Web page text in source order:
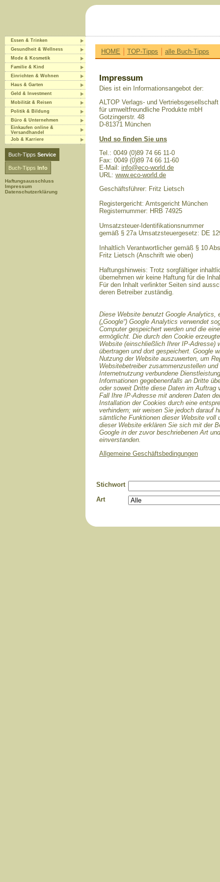
Essen & Trinken
Gesundheit & Wellness
Mode & Kosmetik
Familie & Kind
Einrichten & Wohnen
Haus & Garten
Geld & Investment
Mobilität & Reisen
Politik & Bildung
Büro & Unternehmen
Einkaufen online &
Versandhandel
Job & Karriere
Buch-Tipps Service
Buch-Tipps Info
Haftungsausschluss
Impressum
Datenschutzerklärung
HOME | TOP-Tipps | alle Buch-Tipps
Impressum
Dies ist ein Informationsangebot der:
ALTOP Verlags- und Vertriebsgesellschaft
für umweltfreundliche Produkte mbH
Gotzingerstr. 48
D-81371 München
Und so finden Sie uns
Tel.: 0049 (0)89 74 66 11-0
Fax: 0049 (0)89 74 66 11-60
E-Mail: info@eco-world.de
URL: www.eco-world.de
Geschäftsführer: Fritz Lietsch
Registergericht: Amtsgericht München
Registernummer: HRB 74925
Umsatzsteuer-Identifikationsnummer
gemäß § 27a Umsatzsteuergesetz: DE
Inhaltlich Verantwortlicher gemäß § 10
Fritz Lietsch (Anschrift wie oben)
Haftungshinweis: Trotz sorgfältiger
übernehmen wir keine Haftung für die
Für den Inhalt verlinkter Seiten sind
deren Betreiber zuständig.
Diese Website benutzt Google Analytics,
(„Google“) Google Analytics verwendet
Computer gespeichert werden und die
ermöglicht. Die durch den Cookie
Website (einschließlich Ihrer IP-Adresse)
übertragen und dort gespeichert. Google
Nutzung der Website auszuwerten, um
Websitebetreiber zusammenzustellen
Internetnutzung verbundene
Informationen gegebenenfalls an Dritte
oder soweit Dritte diese Daten im Auftrag
Fall Ihre IP-Adresse mit anderen Daten
Installation der Cookies durch eine
verhindern; wir weisen Sie jedoch darauf
sämtliche Funktionen dieser Website voll
dieser Website erklären Sie sich mit der
Google in der zuvor beschriebenen Art
einverstanden.
Allgemeine Geschäftsbedingungen
Stichwort
Art